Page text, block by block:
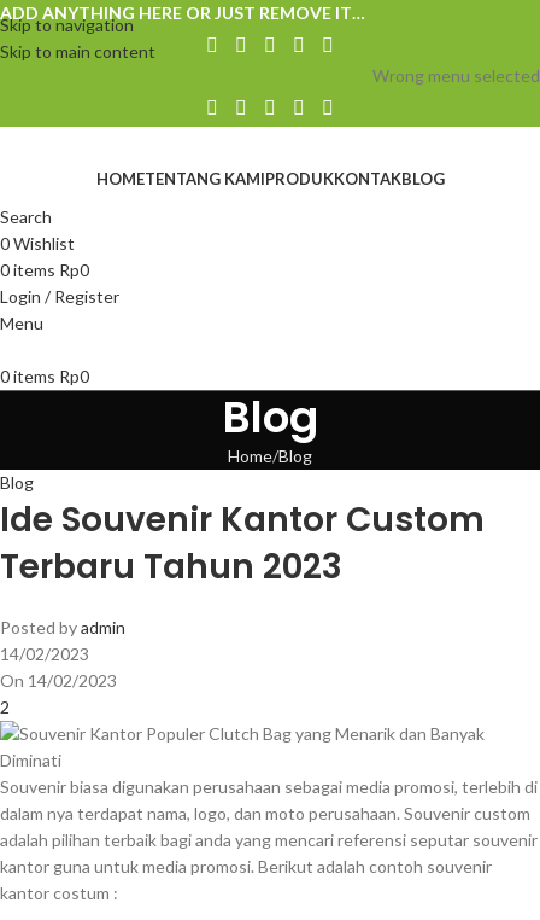
Skip to navigation
Skip to main content
ADD ANYTHING HERE OR JUST REMOVE IT…
Wrong menu selected
HOMETENTANG KAMIPRODUKKONTAKBLOG
Search
0Wishlist
0items Rp0
Login / Register
Menu
0items Rp0
Blog
Home Blog
Blog
Ide Souvenir Kantor Custom
Terbaru Tahun 2023
Posted byadmin
14/02/2023
On 14/02/2023
2
Souvenir biasa digunakan perusahaan sebagai media promosi, terlebih di
dalam nya terdapat nama, logo, dan moto perusahaan. Souvenir custom
adalah pilihan terbaik bagi anda yang mencari referensi seputar souvenir
kantor guna untuk media promosi. Berikut adalah contoh souvenir
kantor costum :